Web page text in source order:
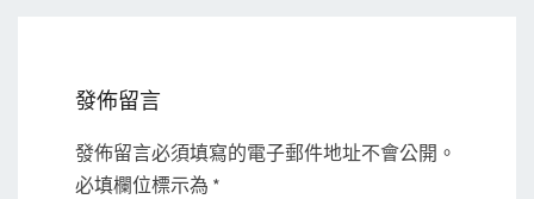
發佈留言
發佈留言必須填寫的電子郵件地址不會公開。
必填欄位標示為 *